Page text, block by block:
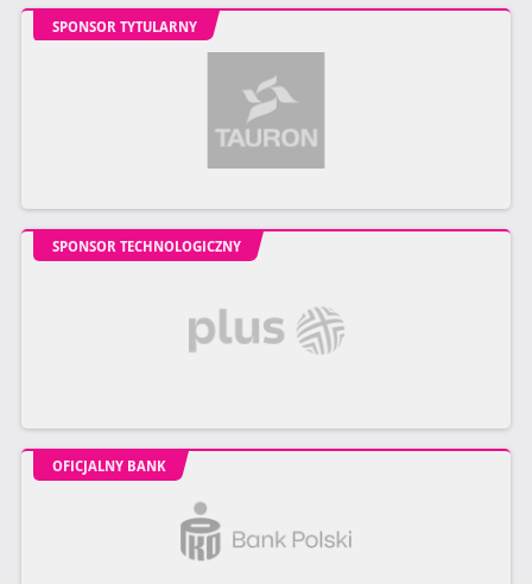
SPONSOR TYTULARNY
SPONSOR TECHNOLOGICZNY
OFICJALNY BANK